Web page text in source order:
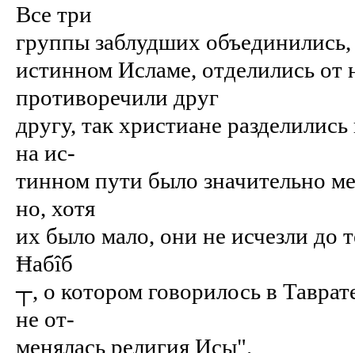
Все три
группы заблудших объединились,
истинном Исламе, отделились
противоречили друг
другу, так христиане
на ис-
тинном пути было значительно
но, хотя
их было мало, они не исчезли до
Ħабîб
┬, о котором говорилось в
не от-
менялась религия Исы".